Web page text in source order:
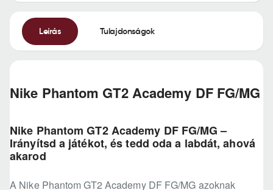
Leírás Tulajdonságok
Nike Phantom GT2 Academy DF FG/MG
Nike Phantom GT2 Academy DF FG/MG –
Irányítsd a játékot, és tedd oda a labdát, ahová
akarod
A Nike Phantom GT2 Academy DF FG/MG azoknak